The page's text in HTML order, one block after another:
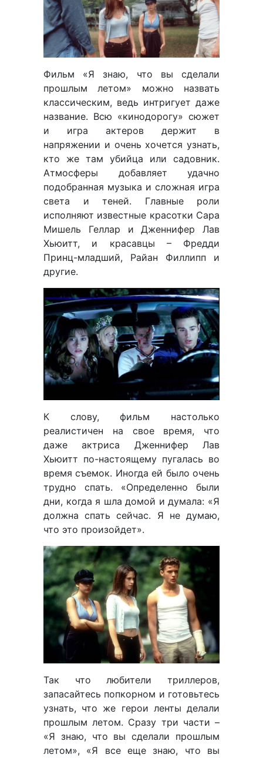
Фильм «Я знаю, что вы сделали
прошлым летом» можно назвать
классическим, ведь интригует даже
название. Всю «кинодорогу» сюжет
и игра актеров держит в
напряжении и очень хочется узнать,
кто же там убийца или садовник.
Атмосферы добавляет удачно
подобранная музыка и сложная игра
света и теней. Главные роли
исполняют известные красотки Сара
Мишель Геллар и Дженнифер Лав
Хьюитт, и красавцы – Фредди
Принц-младший, Райан Филлипп и
другие.
К слову, фильм настолько
реалистичен на свое время, что
даже актриса Дженнифер Лав
Хьюитт по-настоящему пугалась во
время съемок. Иногда ей было очень
трудно спать. «Определенно были
дни, когда я шла домой и думала: «Я
должна спать сейчас. Я не думаю,
что это произойдет».
Так что любители триллеров,
запасайтесь попкорном и готовьтесь
узнать, что же герои ленты делали
прошлым летом. Сразу три части –
«Я знаю, что вы сделали прошлым
летом», «Я все еще знаю, что вы